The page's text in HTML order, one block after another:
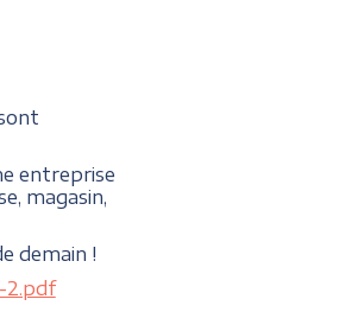
entreprise
magasin,
demain !
2.pdf